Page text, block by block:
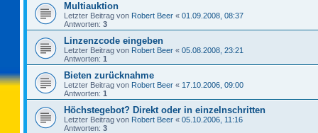
Multiauktion
Letzter Beitrag von Robert Beer « 01.09.2008, 08:37
Antworten: 3
Linzenzcode eingeben
Letzter Beitrag von Robert Beer « 05.08.2008, 23:21
Antworten: 1
Bieten zurücknahme
Letzter Beitrag von Robert Beer « 17.10.2006, 09:00
Antworten: 1
Höchstegebot? Direkt oder in einzelnschritten
Letzter Beitrag von Robert Beer « 05.10.2006, 11:16
Antworten: 3